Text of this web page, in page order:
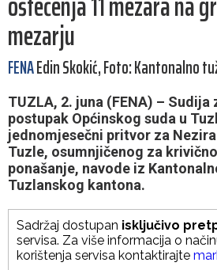
mezarju
FENAEdin Skokić, Foto: Kantonalno
TUZLA, 2. juna (FENA) – Sudija
postupak Općinskog suda u
jednomjesečni pritvor za
Tuzle, osumnjičenog za
ponašanje, navode iz
Tuzlanskog kantona.
Sadržaj dostupan isključivo
servisa. Za više informacija o
korištenja servisa kontaktirajte